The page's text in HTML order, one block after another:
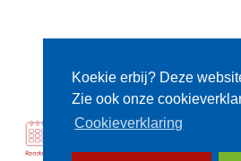
Koekie erbij? Deze
Zie ook onze
Cookieverklaring